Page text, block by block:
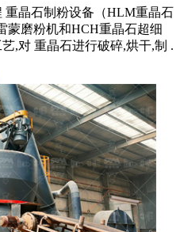
重晶石制粉设备（HLM重晶石
蒙磨粉机和HCH重晶石超细
,对 重晶石进行破碎,烘干,制 .